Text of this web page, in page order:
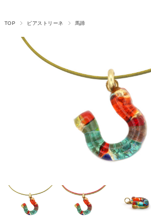
TOP ピアストリーネ 馬蹄